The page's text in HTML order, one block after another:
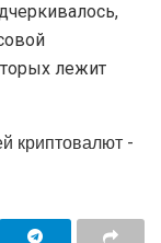
лежит
криптовалют -